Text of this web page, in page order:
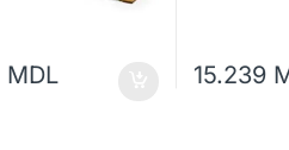
MDL 15.239